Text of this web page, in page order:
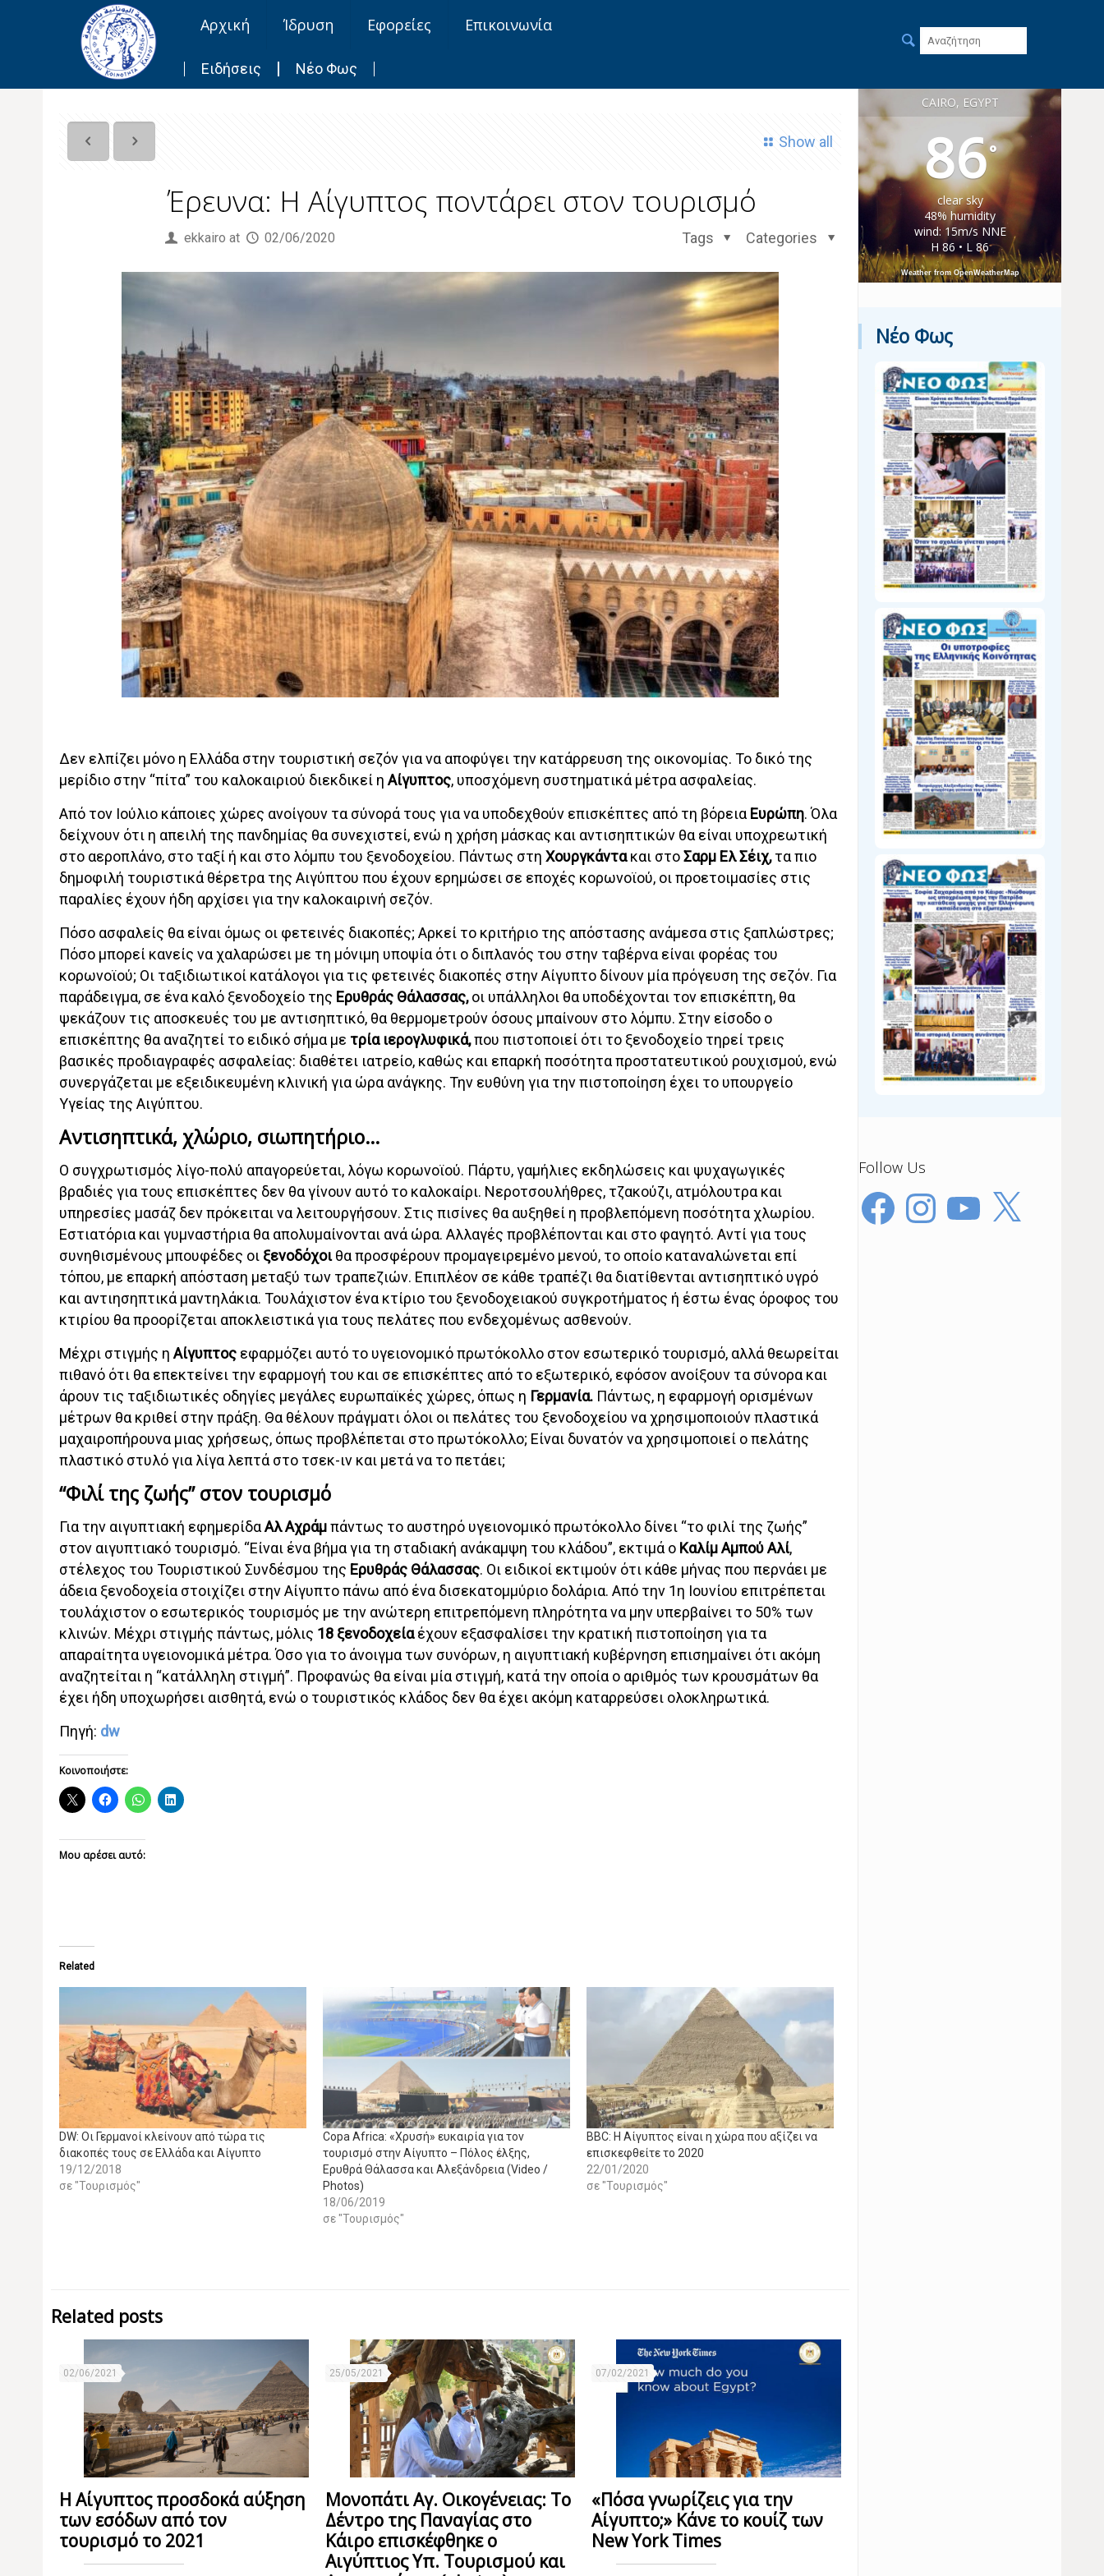
Αρχική Ίδρυση Εφορείες Επικοινωνία
Ειδήσεις Νέο Φως
Show all
Έρευνα: Η Αίγυπτος ποντάρει στον τουρισμό
ekkairo at 02/06/2020 Categories
Tags
Δεν ελπίζει μόνο η Ελλάδα στην τουριστική σεζόν για να αποφύγει την κατάρρευση της οικονομίας. Το δικό της
μερίδιο στην “πίτα” του καλοκαιριού διεκδικεί η Αίγυπτος, υποσχόμενη συστηματικά μέτρα ασφαλείας.
Από τον Ιούλιο κάποιες χώρες ανοίγουν τα σύνορά τους για να υποδεχθούν επισκέπτες από τη βόρειαΕυρώπη. Όλα
δείχνουν ότι η απειλή της πανδημίας θα συνεχιστεί, ενώ η χρήση μάσκας και αντισηπτικών θα είναι υποχρεωτική
στο αεροπλάνο, στο ταξί ή και στο λόμπυ του ξενοδοχείου. Πάντως στη Χουργκάντακαι στοΣαρμ Ελ Σέιχ,τα πιο
δημοφιλή τουριστικά θέρετρα της Αιγύπτου που έχουν ερημώσει σε εποχές κορωνοϊού, οι προετοιμασίες στις
παραλίες έχουν ήδη αρχίσει για την καλοκαιρινή σεζόν.
Πόσο ασφαλείς θα είναι όμως οι φετεινές διακοπές; Αρκεί το κριτήριο της απόστασης ανάμεσα στις ξαπλώστρες;
Πόσο μπορεί κανείς να χαλαρώσει με τη μόνιμη υποψία ότι ο διπλανός του στην ταβέρνα είναι φορέας του
κορωνοϊού; Οι ταξιδιωτικοί κατάλογοι για τις φετεινές διακοπές στην Αίγυπτο δίνουν μία πρόγευση της σεζόν. Για
παράδειγμα, σε ένα καλό ξενοδοχείο της Ερυθράς Θάλασσας,οι υπάλληλοι θα υποδέχονται τον επισκέπτη, θα
ψεκάζουν τις αποσκευές του με αντισηπτικό, θα θερμομετρούν όσους μπαίνουν στο λόμπυ. Στην είσοδο ο
επισκέπτης θα αναζητεί το ειδικό σήμα με τρία ιερογλυφικά,που πιστοποιεί ότι το ξενοδοχείο τηρεί τρεις
βασικές προδιαγραφές ασφαλείας: διαθέτει ιατρείο, καθώς και επαρκή ποσότητα προστατευτικού ρουχισμού, ενώ
συνεργάζεται με εξειδικευμένη κλινική για ώρα ανάγκης. Την ευθύνη για την πιστοποίηση έχει το υπουργείο
Υγείας της Αιγύπτου.
Αντισηπτικά, χλώριο, σιωπητήριο…
Ο συγχρωτισμός λίγο-πολύ απαγορεύεται, λόγω κορωνοϊού. Πάρτυ, γαμήλιες εκδηλώσεις και ψυχαγωγικές
βραδιές για τους επισκέπτες δεν θα γίνουν αυτό το καλοκαίρι. Νεροτσουλήθρες, τζακούζι, ατμόλουτρα και
υπηρεσίες μασάζ δεν πρόκειται να λειτουργήσουν. Στις πισίνες θα αυξηθεί η προβλεπόμενη ποσότητα χλωρίου.
Εστιατόρια και γυμναστήρια θα απολυμαίνονται ανά ώρα. Αλλαγές προβλέπονται και στο φαγητό. Αντί για τους
συνηθισμένους μπουφέδες οι ξενοδόχοιθα προσφέρουν προμαγειρεμένο μενού, το οποίο καταναλώνεται επί
τόπου, με επαρκή απόσταση μεταξύ των τραπεζιών. Επιπλέον σε κάθε τραπέζι θα διατίθενται αντισηπτικό υγρό
και αντιησηπτικά μαντηλάκια. Τουλάχιστον ένα κτίριο του ξενοδοχειακού συγκροτήματος ή έστω ένας όροφος του
κτιρίου θα προορίζεται αποκλειστικά για τους πελάτες που ενδεχομένως ασθενούν.
Μέχρι στιγμής η Αίγυπτοςεφαρμόζει αυτό το υγειονομικό πρωτόκολλο στον εσωτερικό τουρισμό, αλλά θεωρείται
πιθανό ότι θα επεκτείνει την εφαρμογή του και σε επισκέπτες από το εξωτερικό, εφόσον ανοίξουν τα σύνορα και
άρουν τις ταξιδιωτικές οδηγίες μεγάλες ευρωπαϊκές χώρες, όπως η Γερμανία.Πάντως, η εφαρμογή ορισμένων
μέτρων θα κριθεί στην πράξη. Θα θέλουν πράγματι όλοι οι πελάτες του ξενοδοχείου να χρησιμοποιούν πλαστικά
μαχαιροπήρουνα μιας χρήσεως, όπως προβλέπεται στο πρωτόκολλο; Είναι δυνατόν να χρησιμοποιεί ο πελάτης
πλαστικό στυλό για λίγα λεπτά στο τσεκ-ιν και μετά να το πετάει;
“Φιλί της ζωής” στον τουρισμό
Για την αιγυπτιακή εφημερίδαΑλ Αχράμπάντως το αυστηρό υγειονομικό πρωτόκολλο δίνει “το φιλί της ζωής”
στον αιγυπτιακό τουρισμό. “Είναι ένα βήμα για τη σταδιακή ανάκαμψη του κλάδου”, εκτιμά ο Καλίμ Αμπού Αλί,
στέλεχος του Τουριστικού Συνδέσμου της Ερυθράς Θάλασσας. Οι ειδικοί εκτιμούν ότι κάθε μήνας που περνάει με
άδεια ξενοδοχεία στοιχίζει στην Αίγυπτο πάνω από ένα δισεκατομμύριο δολάρια. Από την 1η Ιουνίου επιτρέπεται
τουλάχιστον ο εσωτερικός τουρισμός με την ανώτερη επιτρεπόμενη πληρότητα να μην υπερβαίνει το 50% των
κλινών. Μέχρι στιγμής πάντως, μόλις 18 ξενοδοχείαέχουν εξασφαλίσει την κρατική πιστοποίηση για τα
απαραίτητα υγειονομικά μέτρα. Όσο για το άνοιγμα των συνόρων, η αιγυπτιακή κυβέρνηση επισημαίνει ότι ακόμη
αναζητείται η “κατάλληλη στιγμή”. Προφανώς θα είναι μία στιγμή, κατά την οποία ο αριθμός των κρουσμάτων θα
έχει ήδη υποχωρήσει αισθητά, ενώ ο τουριστικός κλάδος δεν θα έχει ακόμη καταρρεύσει ολοκληρωτικά.
Πηγή: dw
Κοινοποιήστε:
Μου αρέσει αυτό:
Related
DW: Οι Γερμανοί κλείνουν από τώρα τις
διακοπές τους σε Ελλάδα και Αίγυπτο
19/12/2018
σε "Τουρισμός"
Copa Africa: «Χρυσή» ευκαιρία για τον
τουρισμό στην Αίγυπτο – Πόλος έλξης,
Ερυθρά Θάλασσα και Αλεξάνδρεια (Video /
Photos)
18/06/2019
σε "Τουρισμός"
BBC: Η Αίγυπτος είναι η χώρα που αξίζει να
επισκεφθείτε το 2020
22/01/2020
σε "Τουρισμός"
Related posts
02/06/2021
Η Αίγυπτος προσδοκά αύξηση
των εσόδων από τον
τουρισμό το 2021
25/05/2021
Μονοπάτι Αγ. Οικογένειας: Το
Δέντρο της Παναγίας στο
Κάιρο επισκέφθηκε ο
Αιγύπτιος Υπ. Τουρισμού και
07/02/2021
«Πόσα γνωρίζεις για την
Αίγυπτο;» Κάνε το κουίζ των
New York Times
CAIRO, EGYPT
86°
clear sky
48% humidity
wind: 15m/s NNE
H 86 • L 86
Weather from OpenWeatherMap
Νέο Φως
Follow Us
FacebookInstagramYouTube
X